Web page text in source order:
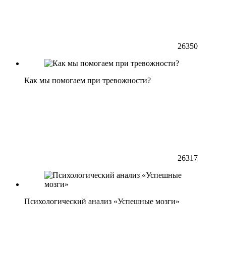
26350
Как мы помогаем при тревожности?
26317
Психологический анализ «Успешные мозги»